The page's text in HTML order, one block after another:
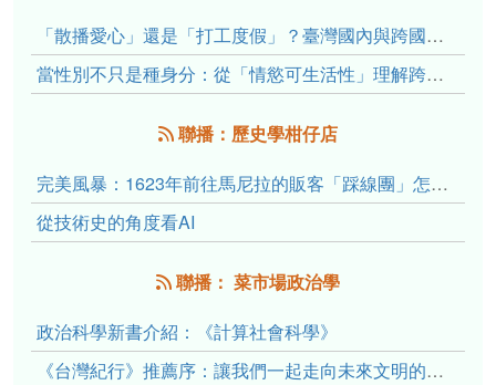
「散播愛心」還是「打工度假」？臺灣國內與跨國捐卵的利他修辭、金錢動機與身體代價
當性別不只是種身分：從「情慾可生活性」理解跨性別者的身體、慾望與認同探索
聯播：歷史學柑仔店
完美風暴：1623年前往馬尼拉的販客「踩線團」怎麼會困死於澎湖?
從技術史的角度看AI
聯播： 菜市場政治學
政治科學新書介紹：《計算社會科學》
《台灣紀行》推薦序：讓我們一起走向未來文明的備忘錄